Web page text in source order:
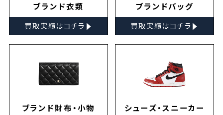
ブランド衣類
買取実績はコチラ ▸
ブランドバッグ
買取実績はコチラ ▸
ブランド財布・小物 シューズ・スニーカー